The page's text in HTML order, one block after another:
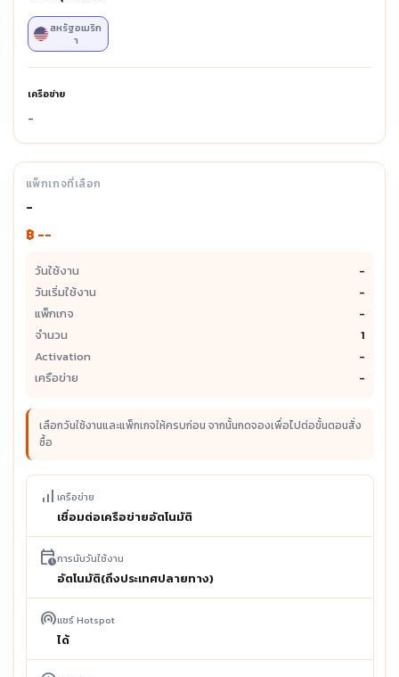
สหรัฐอเมริก
า
เครือข่าย
-
แพ็กเกจที่เลือก
-
฿ --
วันใช้งาน
-
วันเริ่มใช้งาน
-
แพ็กเกจ
-
จำนวน
1
Activation
-
เครือข่าย
-
เลือกวันใช้งานและแพ็กเกจให้ครบก่อน จากนั้นกดจองเพื่อไปต่อขั้นตอนสั่ง
ซื้อ
signal_cellular_alt เครือข่าย
เชื่อมต่อเครือข่ายอัตโนมัติ
calendar_clockการนับวันใช้งาน
อัตโนมัติ(ถึงประเทศปลายทาง)
wifi_tetheringแชร์ Hotspot
ได้